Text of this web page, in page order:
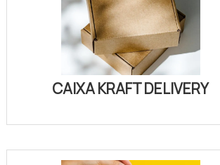
CAIXA KRAFT DELIVERY